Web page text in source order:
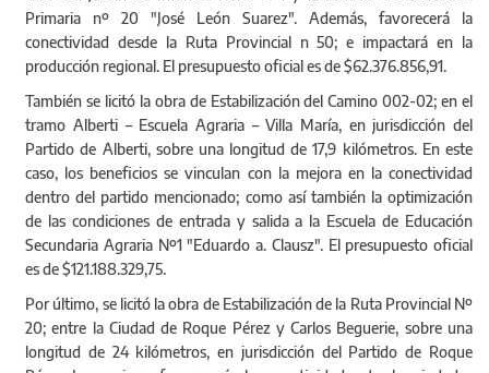
Primaria nº 20 "José León Suarez". Además, favorecerá la
conectividad desde la Ruta Provincial n 50; e impactará en la
producción regional. El presupuesto oficial es de $62.376.856,91.
También se licitó la obra de Estabilización del Camino 002-02; en el
tramo Alberti – Escuela Agraria – Villa María, en jurisdicción del
Partido de Alberti, sobre una longitud de 17,9 kilómetros. En este
caso, los beneficios se vinculan con la mejora en la conectividad
dentro del partido mencionado; como así también la optimización
de las condiciones de entrada y salida a la Escuela de Educación
Secundaria Agraria Nº1 "Eduardo a. Clausz". El presupuesto oficial
es de $121.188.329,75.
Por último, se licitó la obra de Estabilización de la Ruta Provincial Nº
20; entre la Ciudad de Roque Pérez y Carlos Beguerie, sobre una
longitud de 24 kilómetros, en jurisdicción del Partido de Roque